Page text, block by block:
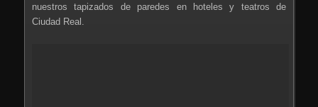
nuestros tapizados de paredes en hoteles y teatros de
Ciudad Real.